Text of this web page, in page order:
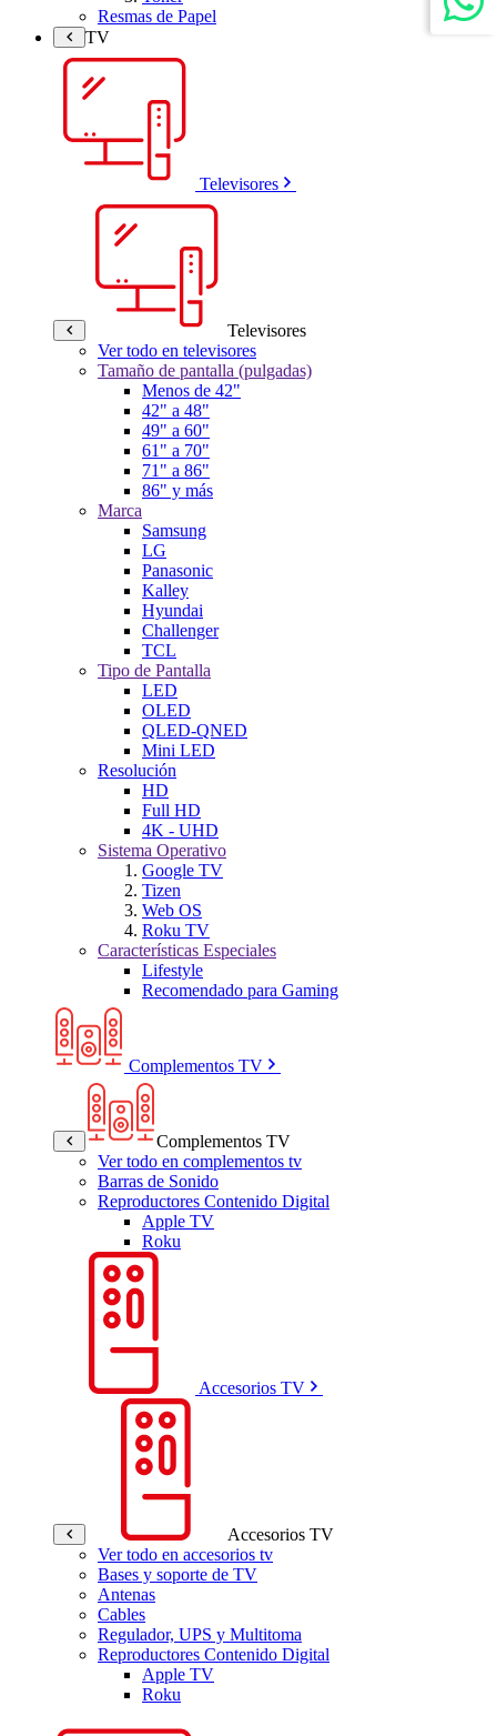
Resmas de Papel
TV
Televisores
Televisores
Ver todo en televisores
Tamaño de pantalla (pulgadas)
Menos de 42"
42" a 48"
49" a 60"
61" a 70"
71" a 86"
86" y más
Marca
Samsung
LG
Panasonic
Kalley
Hyundai
Challenger
TCL
Tipo de Pantalla
LED
OLED
QLED-QNED
Mini LED
Resolución
HD
Full HD
4K - UHD
Sistema Operativo
Google TV
Tizen
Web OS
Roku TV
Características Especiales
Lifestyle
Recomendado para Gaming
Complementos TV
Complementos TV
Ver todo en complementos tv
Barras de Sonido
Reproductores Contenido Digital
Apple TV
Roku
Accesorios TV
Accesorios TV
Ver todo en accesorios tv
Bases y soporte de TV
Antenas
Cables
Regulador, UPS y Multitoma
Reproductores Contenido Digital
Apple TV
Roku